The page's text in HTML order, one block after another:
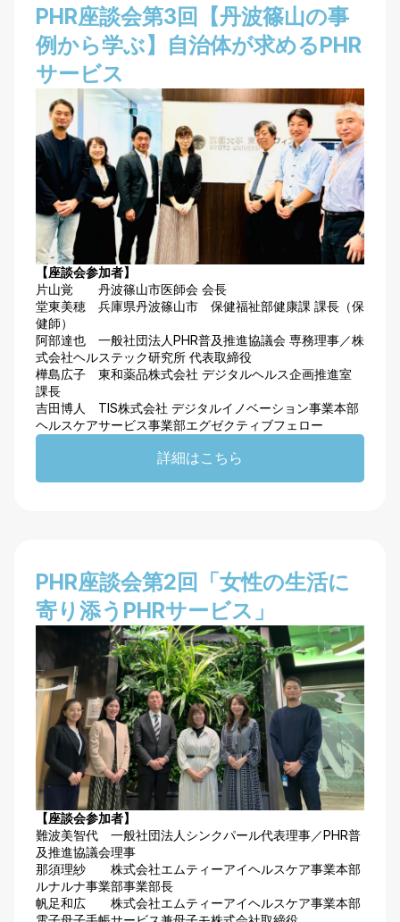
PHR座談会第3回【丹波篠山の事
例から学ぶ】自治体が求めるPHR
サービス
【座談会参加者】
片山覚 丹波篠山市医師会 会長
堂東美穂 兵庫県丹波篠山市 保健福祉部健康課 課長（保
健師）
阿部達也 一般社団法人PHR普及推進協議会 専務理事／株
式会社ヘルステック研究所 代表取締役
樺島広子 東和薬品株式会社 デジタルヘルス企画推進室
課長
吉田博人 TIS株式会社 デジタルイノベーション事業本部
ヘルスケアサービス事業部エグゼクティブフェロー
詳細はこちら
PHR座談会第2回「女性の生活に
寄り添うPHRサービス」
【座談会参加者】
難波美智代 一般社団法人シンクパール代表理事／PHR普
及推進協議会理事
那須理紗 株式会社エムティーアイヘルスケア事業本部
ルナルナ事業部事業部長
帆足和広 株式会社エムティーアイヘルスケア事業本部